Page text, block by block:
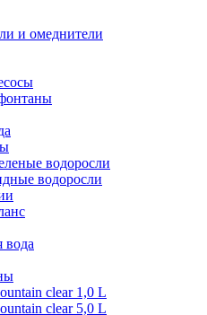
и омеднители
водоросли
водоросли
вода
clear 1,0 L
clear 5,0 L